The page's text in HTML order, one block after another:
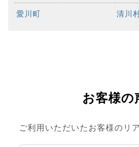
愛川町 清川
お客様の
ご利用いただいたお客様のリ